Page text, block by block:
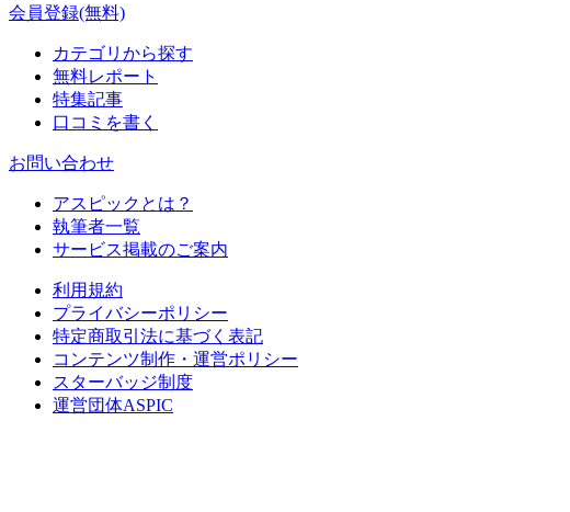
会員登録(無料)
カテゴリから探す
無料レポート
特集記事
口コミを書く
お問い合わせ
アスピックとは？
執筆者一覧
サービス掲載のご案内
利用規約
プライバシーポリシー
特定商取引法に基づく表記
コンテンツ制作・運営ポリシー
スターバッジ制度
運営団体ASPIC